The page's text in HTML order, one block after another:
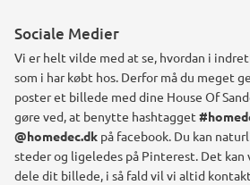
Sociale Medier
Vi er helt vilde med at se, hvordan i
som i har købt hos. Derfor må du meget
poster et billede med dine House Of
gøre ved, at benytte hashtagget
@homedec.dk på facebook. Du kan
steder og ligeledes på Pinterest. Det
dele dit billede, i så fald vil vi altid